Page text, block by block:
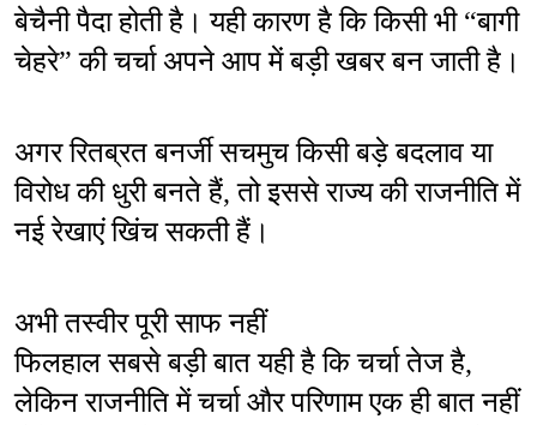
बेचैनी पैदा होती है। यही कारण है कि किसी भी “बागी
चेहरे” की चर्चा अपने आप में बड़ी खबर बन जाती है।
अगर रितब्रत बनर्जी सचमुच किसी बड़े बदलाव या
विरोध की धुरी बनते हैं, तो इससे राज्य की राजनीति में
नई रेखाएं खिंच सकती हैं।
अभी तस्वीर पूरी साफ नहीं
फिलहाल सबसे बड़ी बात यही है कि चर्चा तेज है,
लेकिन राजनीति में चर्चा और परिणाम एक ही बात नहीं